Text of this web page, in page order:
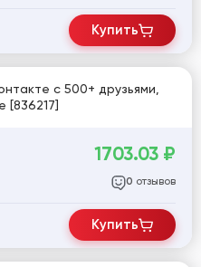
Купить
с 500+ друзьями,
[836217]
1703.03 ₽
0 отзывов
Купить